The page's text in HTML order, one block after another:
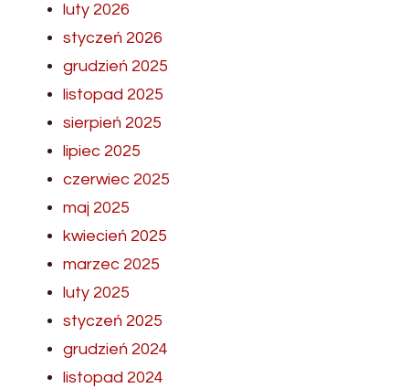
luty 2026
styczeń 2026
grudzień 2025
listopad 2025
sierpień 2025
lipiec 2025
czerwiec 2025
maj 2025
kwiecień 2025
marzec 2025
luty 2025
styczeń 2025
grudzień 2024
listopad 2024